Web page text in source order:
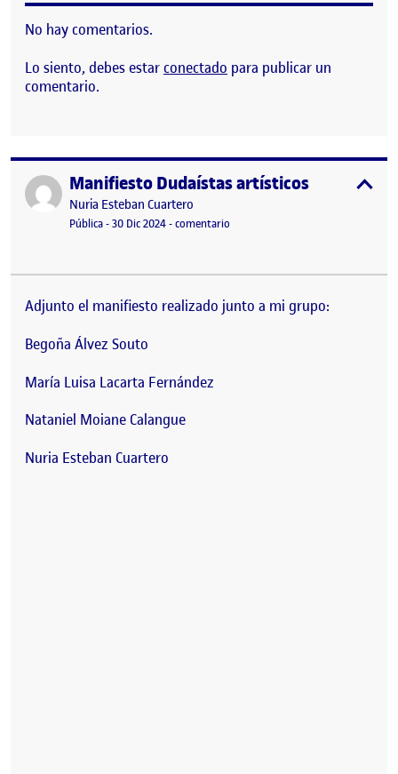
No hay comentarios.
Lo siento, debes estarconectado para publicar un
comentario.
Publicado porManifiesto Dudaístas artísticos
Publicado por
Nuria Esteban Cuartero
Visibilidad:
Pública-Fecha de publicación
30 Dic 2024-comentario
Adjunto el manifiesto realizado junto a mi grupo:
Begoña Álvez Souto
María Luisa Lacarta Fernández
Nataniel Moiane Calangue
Nuria Esteban Cuartero